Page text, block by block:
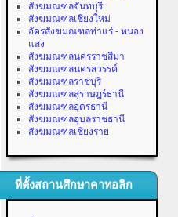
สังฆมณฑลจันทบุรี
สังฆมณฑลเชียงใหม่
อัครสังฆมณฑลท่าแร่ - หนอง
แสง
สังฆมณฑลนครราชสีมา
สังฆมณฑลนครสวรรค์
สังฆมณฑลราชบุรี
สังฆมณฑลสุราษฎร์ธานี
สังฆมณฑลอุดรธานี
สังฆมณฑลอุบลราชธานี
สังฆมณฑลเชียงราย
ที่ตั้งสถานศึกษาคาทอลิก